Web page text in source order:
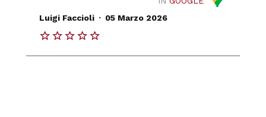
Luigi Faccioli . 05 Marzo 2026